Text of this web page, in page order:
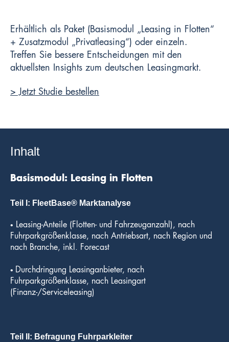
Erhältlich als Paket (Basismodul „Leasing in Flotten“
+ Zusatzmodul „Privatleasing“) oder einzeln.
Treffen Sie bessere Entscheidungen mit den
aktuellsten Insights zum deutschen Leasingmarkt.
> Jetzt Studie bestellen
Inhalt
Basismodul: Leasing in Flotten
Teil I: FleetBase® Marktanalyse
• Leasing-Anteile (Flotten- und Fahrzeuganzahl), nach
Fuhrparkgrößenklasse, nach Antriebsart, nach Region und
nach Branche, inkl. Forecast
• Durchdringung Leasinganbieter, nach
Fuhrparkgrößenklasse, nach Leasingart
(Finanz-/Serviceleasing)
Teil : Befragung Fuhrparkleiter